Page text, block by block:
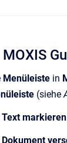
MOXIS
Menüleiste in
(siehe
Text markieren